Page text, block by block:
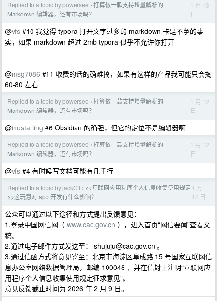
Replied to a topic by powersee › 打算做一款支持增量解析的
Markdown 编辑器，还有市场吗？
1 月 13
日
@vfs #10 我觉得 typora 打开文字过多的 markdown 卡是不争的事
实，如果 markdown 超过 2mb typora 似乎不允许你打开
@msg7086 #11 收费的话的确难搞，如果有这样的产品我可能只会掏
60-80 左右
Replied to a topic by powersee › 打算做一款支持增量解析的
Markdown 编辑器，还有市场吗？
1 月 12
日
@inostarling #6 Obsidian 的确强，但它的定位不是编辑器啊
Replied to a topic by powersee › 打算做一款支持增量解析的
Markdown 编辑器，还有市场吗？
1 月 12
日
@vfs #4 有时候写文档可能有几千行
Replied to a topic by jackOff › <<互联网应用程序个人信息收集使用规定
>>这玩意对 app 开发有什么影响？
1 月
12 日
公众可以通过以下途径和方式提出反馈意见：
1.登录中国网信网（ www.cac.gov.cn ），进入首页“网信要闻”查看文
稿。
2.通过电子邮件方式发送至： shujuju@cac.gov.cn 。
3.通过信函方式将意见寄至：北京市海淀区阜成路 15 号国家互联网信
息办公室网络数据管理局，邮编 100048 ，并在信封上注明“互联网应
用程序个人信息收集使用规定征求意见”。
意见反馈截止时间为 2026 年 2 月 9 日。